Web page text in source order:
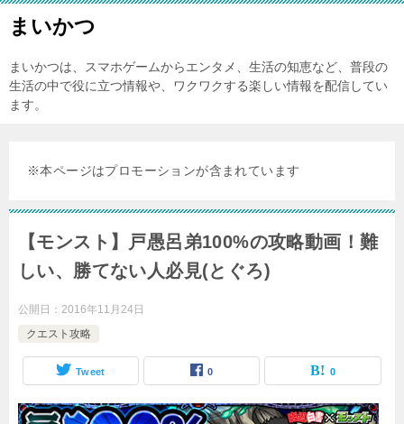
まいかつ
まいかつは、スマホゲームからエンタメ、生活の知恵など、普段の
生活の中で役に立つ情報や、ワクワクする楽しい情報を配信してい
ます。
※本ページはプロモーションが含まれています
【モンスト】戸愚呂弟100%の攻略動画！難
しい、勝てない人必見(とぐろ)
公開日： 2016年11月24日
クエスト攻略
Tweet 0 0